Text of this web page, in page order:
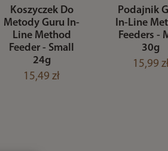
Koszyczek Do
Metody Guru In-
Line Method
Feeder - Small
24g
15,49 zł
Podajnik
In-Line
Feeders -
30g
15,99